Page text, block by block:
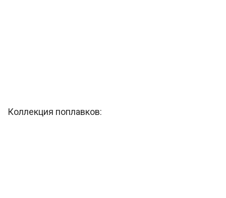
Коллекция поплавков: